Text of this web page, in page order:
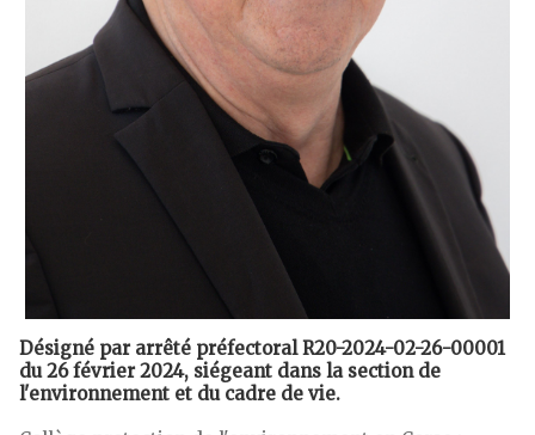
Désigné par arrêté préfectoral R20-2024-02-26-00001
du 26 février 2024, siégeant dans la section de
l'environnement et du cadre de vie.